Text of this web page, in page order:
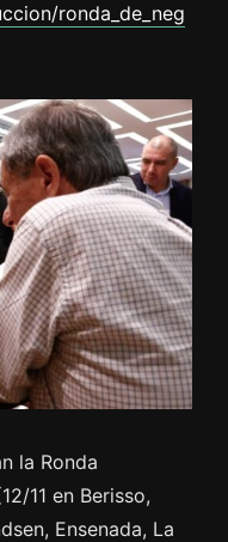
ronda_de_neg
la Ronda
11 en Berisso,
Ensenada, La